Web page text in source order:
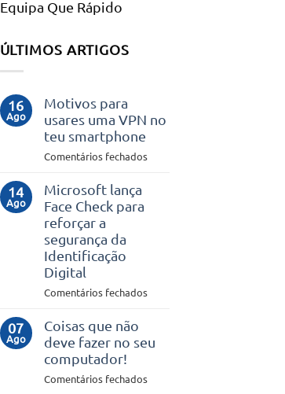
Equipa Que Rápido
ÚLTIMOS ARTIGOS
16
Ago
Motivos para
usares uma VPN no
teu smartphone
Comentários fechadosem
14
Ago
Microsoft lança
Face Check para
reforçar a
segurança da
Identificação
Digital
Comentários fechadosem
Face
reforçar
07
Ago
Coisas que não
deve fazer no seu
computador!
Comentários fechadosem